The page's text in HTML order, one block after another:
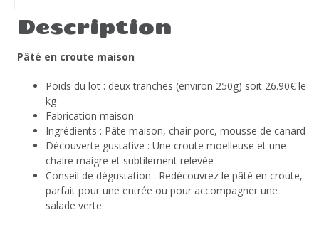
Description
Pâté en croute maison
Poids du lot : deux tranches (environ 250g) soit 26.90€ le
kg
Fabrication maison
Ingrédients : Pâte maison, chair porc, mousse de canard
Découverte gustative : Une croute moelleuse et une
chaire maigre et subtilement relevée
Conseil de dégustation : Redécouvrez le pâté en croute,
parfait pour une entrée ou pour accompagner une
salade verte.